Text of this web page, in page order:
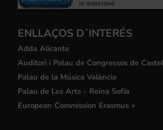
ENLLAÇOS D´INTERÉS
Adda Alicante
Auditori i Palau de Congressos de
Palau de la Música València
Palau de Les Arts - Reina Sofía
European Commission Erasmus +